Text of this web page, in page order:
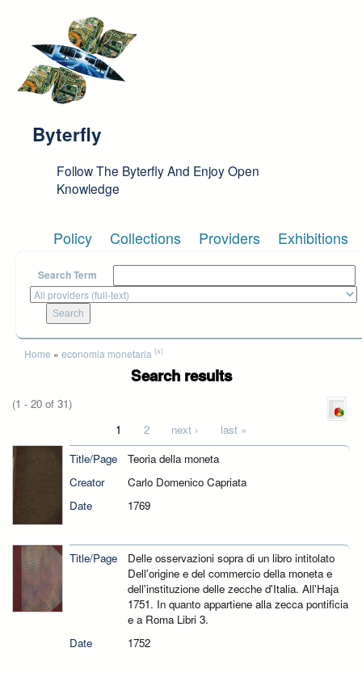
Byterfly
Follow The Byterfly And Enjoy Open
Knowledge
Policy Collections Providers Exhibitions
Search Term
You are here
Home » economia monetaria (x)
Search results
(1 - 20 of 31)
1 2 next ›
last »
Title/Page
Teoria della moneta
Creator
Carlo Domenico Capriata
Date
1769
Title/Page
Delle osservazioni sopra di un libro intitolato
Dell'origine e del commercio della moneta e
dell'instituzione delle zecche d'Italia. All'Haja
1751. In quanto appartiene alla zecca pontificia
e a Roma Libri 3.
Date
1752